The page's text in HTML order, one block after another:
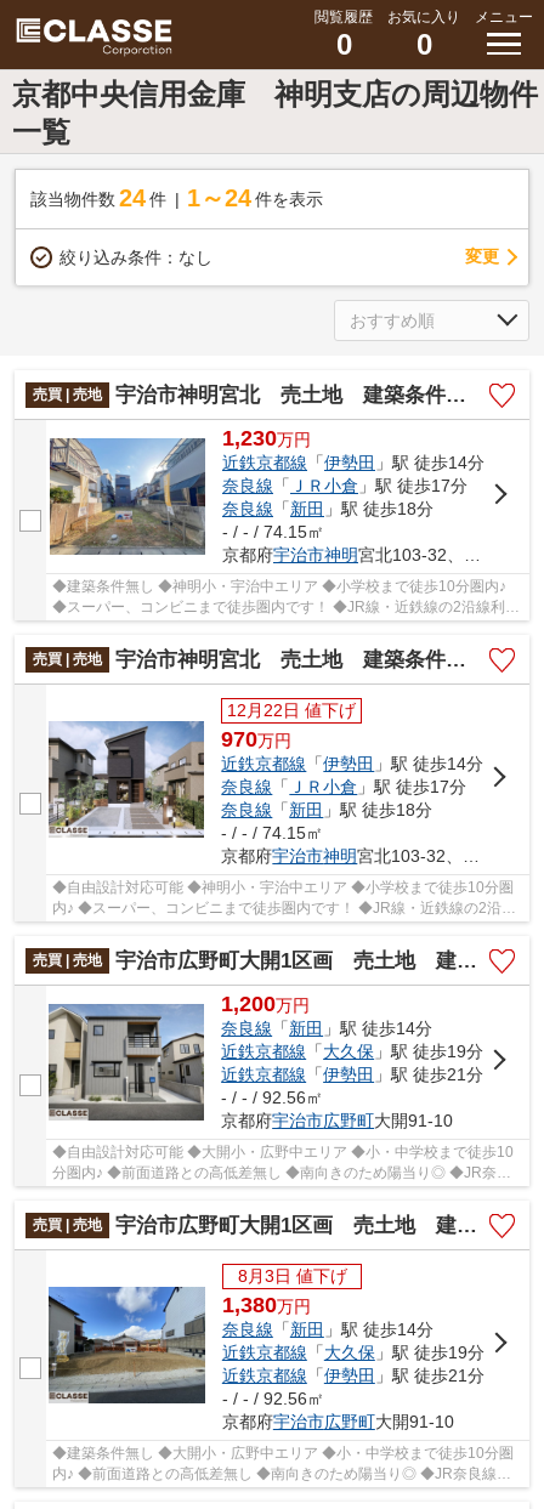
閲覧履歴
0
お気に入り
0
メニュー
京都中央信用金庫 神明支店の周辺物件
一覧
該当物件数 24件 1～24 件を表示
絞り込み条件： なし 変更
売買 | 売地 宇治市神明宮北 売土地 建築条件無し
1,230万円
近鉄京都線 「伊勢田 」駅 徒歩14分
奈良線 「 ＪＲ小倉 」駅 徒歩17分
奈良線 「新田 」駅 徒歩18分
- / - / 74.15㎡
京都府宇治市神明宮北103-32、103-35
◆建築条件無し ◆神明小・宇治中エリア ◆小学校まで徒歩10分圏内♪
◆スーパー、コンビニまで徒歩圏内です！ ◆JR線・近鉄線の2沿線利用
売買 | 売地
宇治市神明宮北 売土地 建築条件付き
12月22日 値下げ
970万円
近鉄京都線 「伊勢田 」駅 徒歩14分
奈良線 「 ＪＲ小倉 」駅 徒歩17分
奈良線 「新田 」駅 徒歩18分
- / - / 74.15㎡
京都府宇治市神明宮北103-32、103-35
◆自由設計対応可能 ◆神明小・宇治中エリア ◆小学校まで徒歩10分圏
内♪ ◆スーパー、コンビニまで徒歩圏内です！ ◆JR線・近鉄線の2沿線
売買 | 売地
宇治市広野町大開1区画 売土地 建築条件付き
1,200万円
奈良線 「新田 」駅 徒歩14分
近鉄京都線 「大久保 」駅 徒歩19分
近鉄京都線 「伊勢田 」駅 徒歩21分
- / - / 92.56㎡
京都府宇治市広野町大開91-10
◆自由設計対応可能 ◆大開小・広野中エリア ◆小・中学校まで徒歩10
分圏内♪ ◆前面道路との高低差無し ◆南向きのため陽当り◎ ◆JR奈良
線『新田』駅まで徒歩約14分
売買 | 売地
宇治市広野町大開1区画 売土地 建築条件無し
8月3日 値下げ
1,380万円
奈良線 「新田 」駅 徒歩14分
近鉄京都線 「大久保」駅 徒歩19分
近鉄京都線 「伊勢田 」駅 徒歩21分
- / - / 92.56㎡
京都府宇治市広野町大開91-10
◆建築条件無し ◆大開小・広野中エリア ◆小・中学校まで徒歩10分圏
内♪ ◆前面道路との高低差無し ◆南向きのため陽当り◎ ◆JR奈良線
『新田』駅まで徒歩約14分